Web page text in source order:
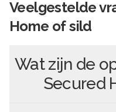
Veelgestelde
Home of sild
Wat zijn de
Secured